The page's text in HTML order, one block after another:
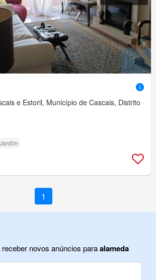
e Estoril, Município de Cascais, Distrito
Jardim
1
novos anúncios paraalameda